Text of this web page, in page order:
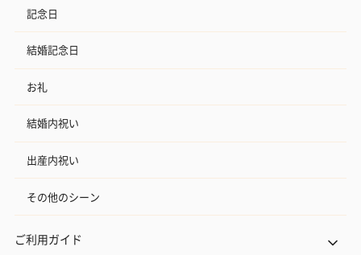
記念日
結婚記念日
お礼
結婚内祝い
出産内祝い
その他のシーン
ご利用ガイド